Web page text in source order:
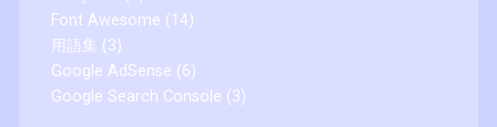
Font Awesome (14)
用語集 (3)
Google AdSense (6)
Google Search Console (3)